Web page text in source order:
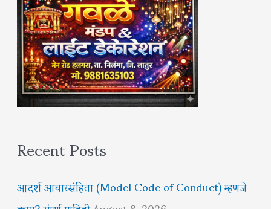
Recent Posts
आदर्श आचारसंहिता (Model Code of Conduct) म्हणजे